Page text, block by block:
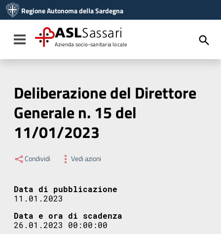
Vai al menu di navigazione
Vai al footer
Regione Autonoma della Sardegna
Toggle navigation
ASLSassari
Azienda socio-sanitaria locale
Deliberazione del Direttore
Generale n. 15 del
11/01/2023
Condividi Vedi azioni
Data di pubblicazione
11.01.2023
Data e ora di scadenza
26.01.2023 00:00:00